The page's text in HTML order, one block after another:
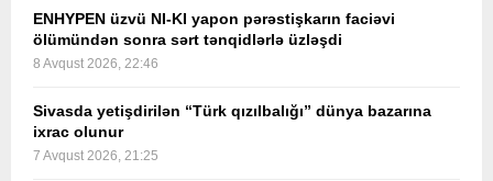
ENHYPEN üzvü NI-KI yapon pərəstişkarın faciəvi
ölümündən sonra sərt tənqidlərlə üzləşdi
8 Avqust 2026, 22:46
Sivasda yetişdirilən “Türk qızılbalığı” dünya bazarına
ixrac olunur
7 Avqust 2026, 21:25